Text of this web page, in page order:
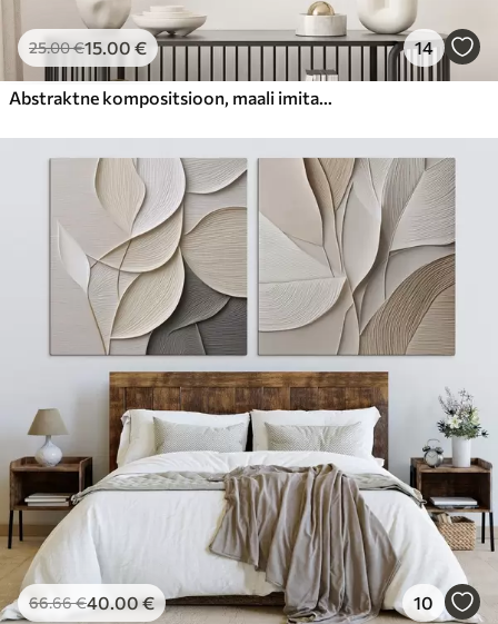
25.00€15.00 € 14
Abstraktne kompositsioon, maali imitatsioon
66.66€40.00€ 10